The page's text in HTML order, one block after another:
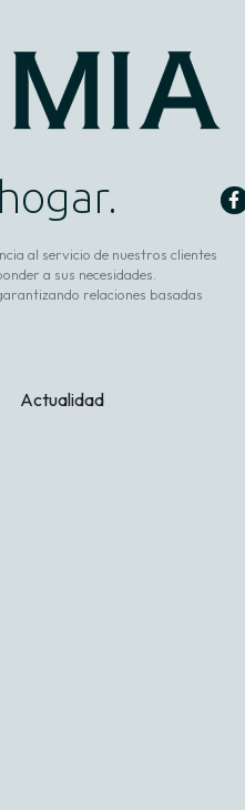
al servicio de nuestros clientes
a sus necesidades.
relaciones basadas
Actualidad